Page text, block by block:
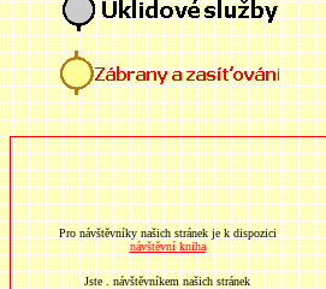
Pro návštěvníky našich stránek je k dispozici
návštěvní kniha
Jste. návštěvníkem našich stránek